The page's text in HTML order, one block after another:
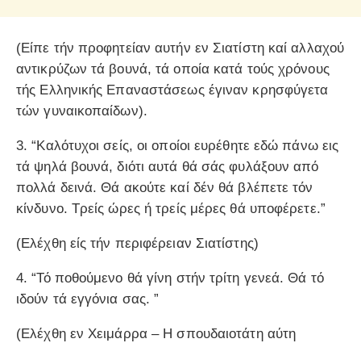
(Είπε τήν προφητείαν αυτήν εν Σιατίστη καί αλλαχού
αντικρύζων τά βουνά, τά οποία κατά τούς χρόνους
τής Ελληνικής Επαναστάσεως έγιναν κρησφύγετα
τών γυναικοπαίδων).
3. “Καλότυχοι σείς, οι οποίοι ευρέθητε εδώ πάνω εις
τά ψηλά βουνά, διότι αυτά θά σάς φυλάξουν από
πολλά δεινά. Θά ακούτε καί δέν θά βλέπετε τόν
κίνδυνο. Τρείς ώρες ή τρείς μέρες θά υποφέρετε.”
(Ελέχθη είς τήν περιφέρειαν Σιατίστης)
4. “Τό ποθούμενο θά γίνη στήν τρίτη γενεά. Θά τό
ιδούν τά εγγόνια σας. ”
(Ελέχθη εν Χειμάρρα – Η σπουδαιοτάτη αύτη